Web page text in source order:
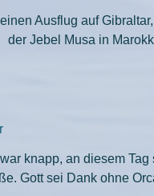
Ausflug auf
der Jebel Musa in
knapp, an diesem Tag
Gott sei Dank ohne